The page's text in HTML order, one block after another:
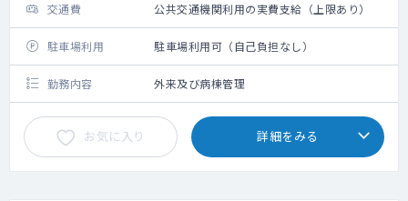
交通費 公共交通機関利用の実費支給（上限あり）
駐車場利用 駐車場利用可（自己負担なし）
勤務内容 外来及び病棟管理
お気に入り 詳細をみる